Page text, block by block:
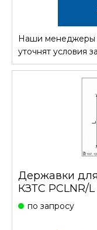
Наши менеджеры
уточнят условия
Державки
КЗТС PCLNR/
по запросу